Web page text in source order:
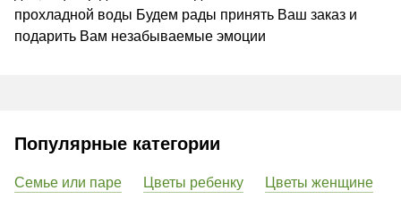
прохладной воды Будем рады принять Ваш заказ и
подарить Вам незабываемые эмоции
Популярные категории
Семье или паре Цветы ребенку
Цветы женщине